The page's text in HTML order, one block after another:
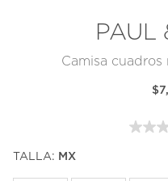
PAUL
Camisa
TALLA: MX